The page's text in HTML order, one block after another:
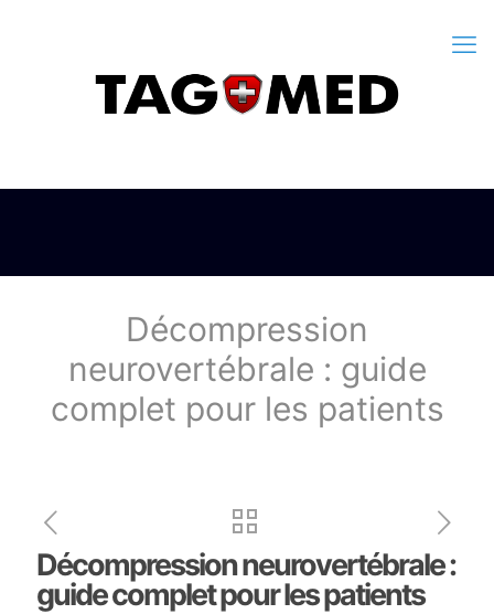
Décompression
neurovertébrale : guide
complet pour les patients
Décompression neurovertébrale :
guide complet pour les patients